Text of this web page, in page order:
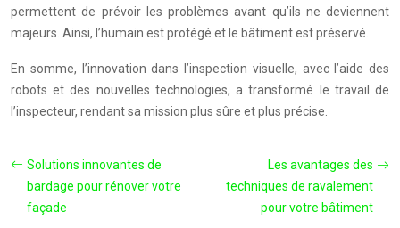
permettent de prévoir les problèmes avant qu’ils ne deviennent
majeurs. Ainsi, l’humain est protégé et le bâtiment est préservé.
En somme, l’innovation dans l’inspection visuelle, avec l’aide des
robots et des nouvelles technologies, a transformé le travail de
l’inspecteur, rendant sa mission plus sûre et plus précise.
Solutions innovantes de
bardage pour rénover votre
façade
Les avantages des
techniques de ravalement
pour votre bâtiment